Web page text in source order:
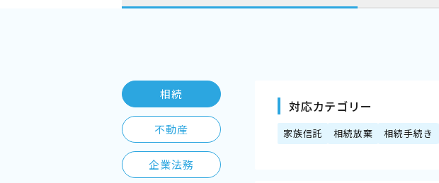
相続
不動産
企業法務
対応カテゴリー
家族信託 相続放棄 相続手続き